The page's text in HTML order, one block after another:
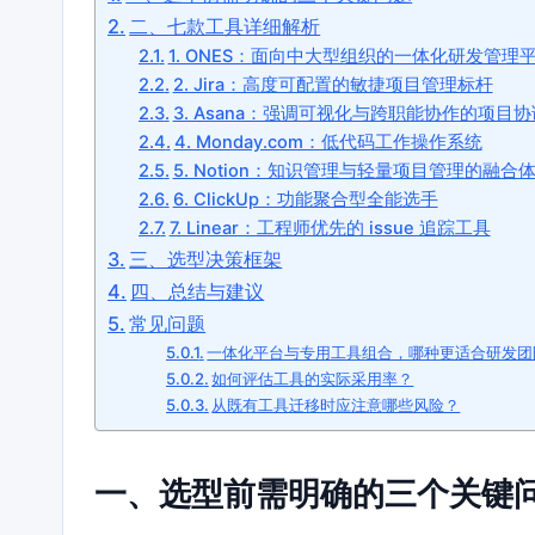
二、七款工具详细解析
1. ONES：面向中大型组织的一体化研发管理
2. Jira：高度可配置的敏捷项目管理标杆
3. Asana：强调可视化与跨职能协作的项目协
4. Monday.com：低代码工作操作系统
5. Notion：知识管理与轻量项目管理的融合体
6. ClickUp：功能聚合型全能选手
7. Linear：工程师优先的 issue 追踪工具
三、选型决策框架
四、总结与建议
常见问题
一体化平台与专用工具组合，哪种更适合研发团
如何评估工具的实际采用率？
从既有工具迁移时应注意哪些风险？
一、选型前需明确的三个关键